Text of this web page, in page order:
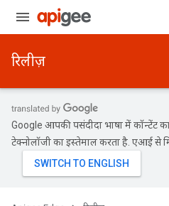
रिलीज़
Google आपकी पसंदीदा भाषा में कॉन्टेंट
टेक्नोलॉजी का इस्तेमाल करता है. एआई से